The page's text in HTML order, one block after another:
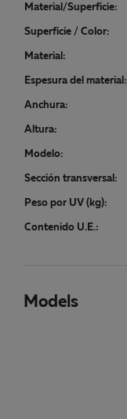
Material/Superficie:
Superficie / Color:
Material:
Espesura del material:
Anchura:
Altura:
Modelo:
Sección transversal:
Peso por UV (kg):
Contenido U.E.:
Models